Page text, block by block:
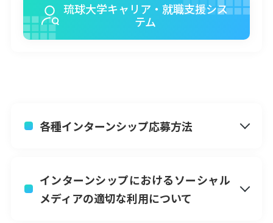
琉球大学キャリア・就職支援シス
テム
各種インターンシップ応募方法
インターンシップにおけるソーシャル
メディアの適切な利用について